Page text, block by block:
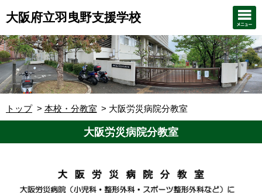
大阪府立羽曳野支援学校
トップ 本校・分教室 大阪労災病院分教室
大阪労災病院分教室